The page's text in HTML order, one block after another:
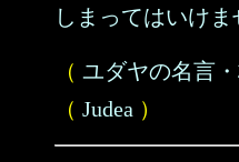
しまってはいけま
（ ユダヤの名言
（ Judea ）